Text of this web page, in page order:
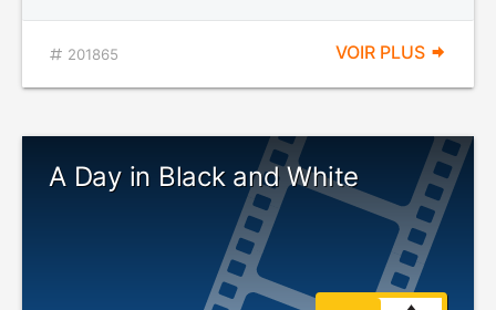
201865 VOIR PLUS
A Day in Black and White